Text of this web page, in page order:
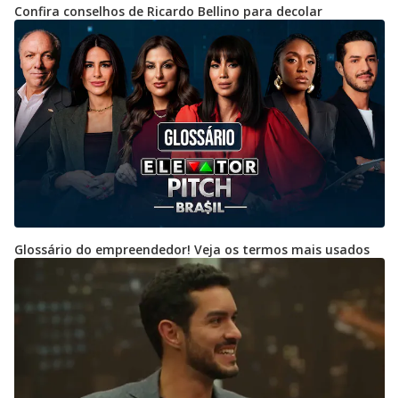
Confira conselhos de Ricardo Bellino para decolar
Glossário do empreendedor! Veja os termos mais usados